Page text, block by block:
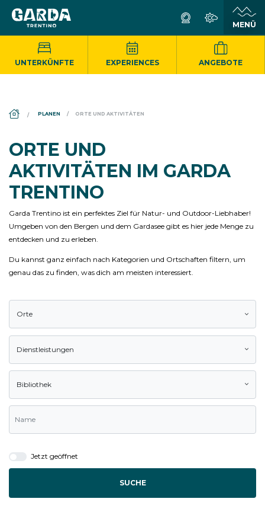
UNTERKÜNFTE EXPERIENCES ANGEBOTE
DS_BREADCRUMB.HOME
PLANEN ORTE UND AKTIVITÄTEN
ORTE UND
AKTIVITÄTEN IM GARDA
TRENTINO
Garda Trentino ist ein perfektes Ziel für Natur- und Outdoor-Liebhaber!
Umgeben von den Bergen und dem Gardasee gibt es hier jede Menge zu
entdecken und zu erleben.
Du kannst ganz einfach nach Kategorien und Ortschaften filtern, um
genau das zu finden, was dich am meisten interessiert.
Orte
Dienstleistungen
Bibliothek
Jetzt geöffnet
SUCHE